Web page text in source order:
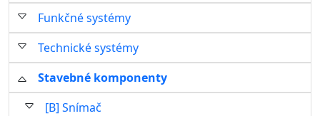
Funkčné systémy
Technické systémy
Stavebné komponenty
[B] Snímač